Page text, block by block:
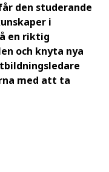
den studerande
i
en riktig
och knyta nya
med att ta